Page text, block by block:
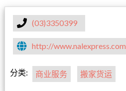
(03)3350399
http://www.nalexpress.com
分类: 商业服务 搬家货运